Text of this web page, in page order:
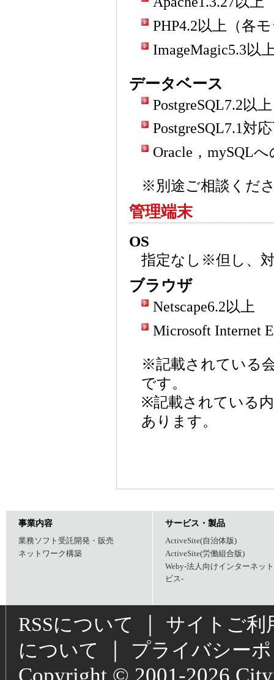
PHP4.2以上（各
ImageMagic5.3以
データベース
PostgreSQL7.2以上
PostgreSQL7.1対
Oracle，mySQL
※別途ご相談くだ
管理端末
OS
指定なし※但し、
ブラウザ
Netscape6.2以上
Microsoft Internet
※記載されている
です。
※記載されている
あります。
事業内容
業務ソフト受託開発・販売
ネットワーク構築
サービス・製品
ActiveSite(自治体版)
ActiveSite(労働組合版)
Weby-法人向けインターネッ
ビス-
RSSについて
サイトご利
について
プライバシー